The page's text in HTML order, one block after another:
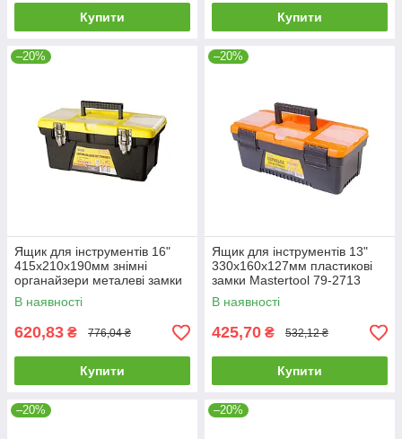
Купити Купити
–20%
Ящик для інструментів 16"
415х210х190мм знімні
органайзери металеві замки
Mastertool 79-2316
В наявності
620,83 ₴ 776,04 ₴
Купити
–20%
Ящик для інструментів 13"
330х160х127мм пластикові
замки Mastertool 79-2713
В наявності
425,70 ₴ 532,12 ₴
Купити
–20% –20%